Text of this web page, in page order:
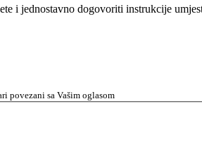
i jednostavno dogovoriti instrukcije
povezani sa Vašim oglasom